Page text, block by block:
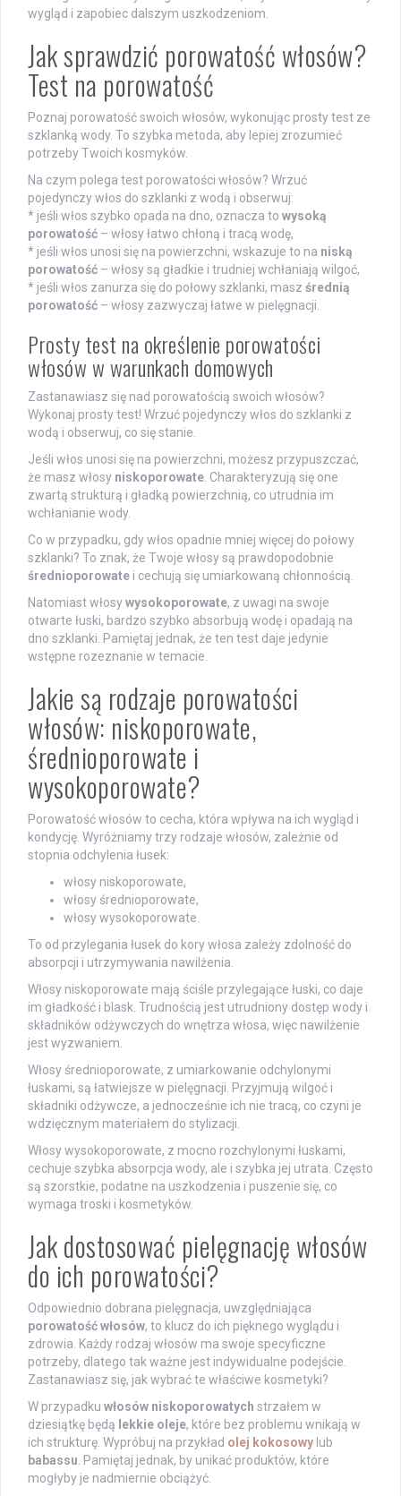
wygląd i zapobiec dalszym uszkodzeniom.
Jak sprawdzić porowatość włosów?
Test na porowatość
Poznaj porowatość swoich włosów, wykonując prosty test ze
szklanką wody. To szybka metoda, aby lepiej zrozumieć
potrzeby Twoich kosmyków.
Na czym polega test porowatości włosów? Wrzuć
pojedynczy włos do szklanki z wodą i obserwuj:
* jeśli włos szybko opada na dno, oznacza to wysoką
porowatość – włosy łatwo chłoną i tracą wodę,
* jeśli włos unosi się na powierzchni, wskazuje to na niską
porowatość – włosy są gładkie i trudniej wchłaniają wilgoć,
* jeśli włos zanurza się do połowy szklanki, masz średnią
porowatość – włosy zazwyczaj łatwe w pielęgnacji.
Prosty test na określenie porowatości
włosów w warunkach domowych
Zastanawiasz się nad porowatością swoich włosów?
Wykonaj prosty test! Wrzuć pojedynczy włos do szklanki z
wodą i obserwuj, co się stanie.
Jeśli włos unosi się na powierzchni, możesz przypuszczać,
że masz włosy niskoporowate . Charakteryzują się one
zwartą strukturą i gładką powierzchnią, co utrudnia im
wchłanianie wody.
Co w przypadku, gdy włos opadnie mniej więcej do połowy
szklanki? To znak, że Twoje włosy są prawdopodobnie
średnioporowate i cechują się umiarkowaną chłonnością.
Natomiast włosywysokoporowate, z uwagi na swoje
otwarte łuski, bardzo szybko absorbują wodę i opadają na
dno szklanki. Pamiętaj jednak, że ten test daje jedynie
wstępne rozeznanie w temacie.
Jakie są rodzaje porowatości
włosów: niskoporowate,
średnioporowate i
wysokoporowate?
Porowatość włosów to cecha, która wpływa na ich wygląd i
kondycję. Wyróżniamy trzy rodzaje włosów, zależnie od
stopnia odchylenia łusek:
włosy niskoporowate,
włosy średnioporowate,
włosy wysokoporowate.
To od przylegania łusek do kory włosa zależy zdolność do
absorpcji i utrzymywania nawilżenia.
Włosy niskoporowate mają ściśle przylegające łuski, co daje
im gładkość i blask. Trudnością jest utrudniony dostęp wody i
składników odżywczych do wnętrza włosa, więc nawilżenie
jest wyzwaniem.
Włosy średnioporowate, z umiarkowanie odchylonymi
łuskami, są łatwiejsze w pielęgnacji. Przyjmują wilgoć i
składniki odżywcze, a jednocześnie ich nie tracą, co czyni je
wdzięcznym materiałem do stylizacji.
Włosy wysokoporowate, z mocno rozchylonymi łuskami,
cechuje szybka absorpcja wody, ale i szybka jej utrata. Często
są szorstkie, podatne na uszkodzenia i puszenie się, co
wymaga troski i kosmetyków.
Jak dostosować pielęgnację włosów
do ich porowatości?
Odpowiednio dobrana pielęgnacja, uwzględniająca
porowatość włosów, to klucz do ich pięknego wyglądu i
zdrowia. Każdy rodzaj włosów ma swoje specyficzne
potrzeby, dlatego tak ważne jest indywidualne podejście.
Zastanawiasz się, jak wybrać te właściwe kosmetyki?
W przypadku włosów niskoporowatych strzałem w
dziesiątkę będą lekkie oleje, które bez problemu wnikają w
ich strukturę. Wypróbuj na przykład olej kokosowy lub
babassu . Pamiętaj jednak, by unikać produktów, które
mogłyby je nadmiernie obciążyć.